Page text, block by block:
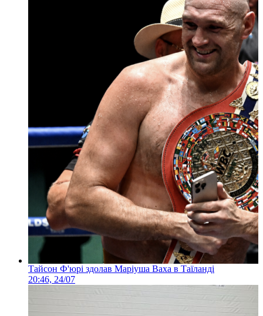
Тайсон Ф'юрі здолав Маріуша Ваха в Таїланді
20:46, 24/07